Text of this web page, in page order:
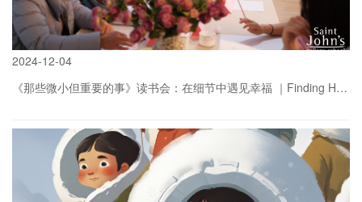
2024-12-04
《那些微小但重要的事》读书会：在细节中遇见幸福 ｜Finding Happiness through Details
more